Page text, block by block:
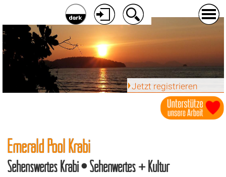
Jetzt registrieren
Emerald Pool Krabi
Sehenswertes Krabi • Sehenwertes + Kultur